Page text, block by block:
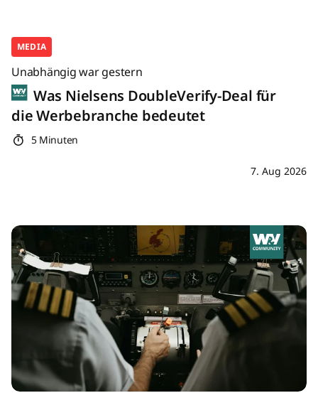
MEDIA
Unabhängig war gestern
Was Nielsens DoubleVerify-Deal für
die Werbebranche bedeutet
5 Minuten
7. Aug 2026